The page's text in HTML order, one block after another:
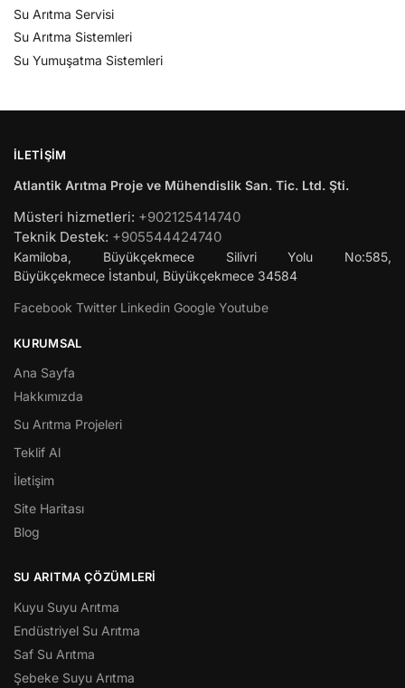
Su Arıtma Servisi
Su Arıtma Sistemleri
Su Yumuşatma Sistemleri
İLETIŞIM
Atlantik Arıtma Proje ve Mühendislik San. Tic. Ltd. Şti.
Müsteri hizmetleri: +902125414740
Teknik Destek: +905544424740
Kamiloba, Büyükçekmece Silivri Yolu No:585,
Büyükçekmece İstanbul, Büyükçekmece 34584
Facebook Twitter Linkedin Google Youtube
KURUMSAL
Ana Sayfa
Hakkımızda
Su Arıtma Projeleri
Teklif Al
İletişim
Site Haritası
Blog
SU ARITMA ÇÖZÜMLERI
Kuyu Suyu Arıtma
Endüstriyel Su Arıtma
Saf Su Arıtma
Şebeke Suyu Arıtma